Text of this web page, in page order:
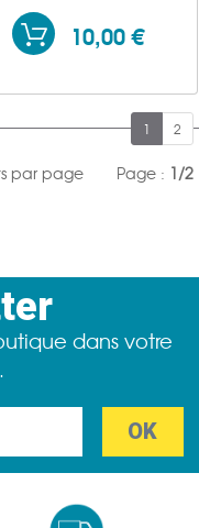
10,00 €
1 2
Page : 1/2
par page
dans votre